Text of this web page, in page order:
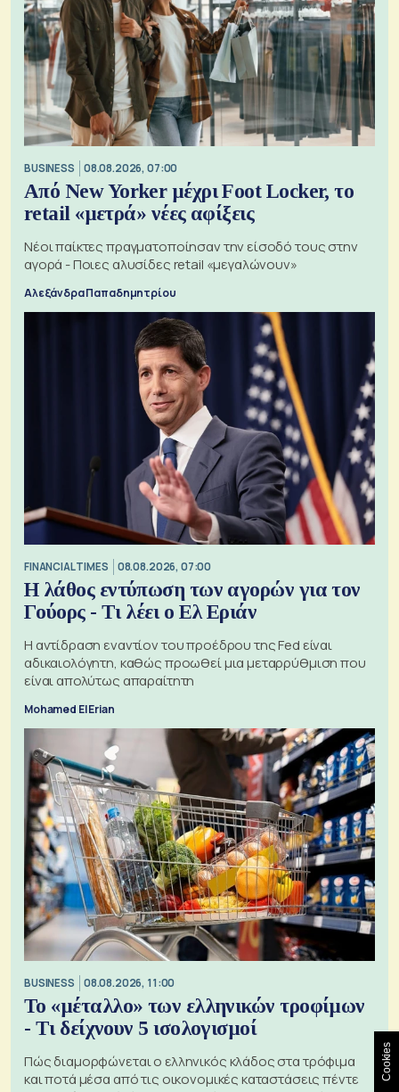
BUSINESS 08.08.2026, 07:00
Από New Yorker μέχρι Foot Locker, το
retail «μετρά» νέες αφίξεις
Νέοι παίκτες πραγματοποίησαν την είσοδό τους στην
αγορά - Ποιες αλυσίδες retail «μεγαλώνουν»
Αλεξάνδρα Παπαδημητρίου
FINANCIAL TIMES 08.08.2026, 07:00
Η λάθος εντύπωση των αγορών για τον
Γούορς - Τι λέει ο Ελ Εριάν
Η αντίδραση εναντίον του προέδρου της Fed είναι
αδικαιολόγητη, καθώς προωθεί μια μεταρρύθμιση που
είναι απολύτως απαραίτητη
Mohamed El Erian
BUSINESS 08.08.2026, 11:00
Το «μέταλλο» των ελληνικών τροφίμων
- Τι δείχνουν 5 ισολογισμοί
Πώς διαμορφώνεται ο ελληνικός κλάδος στα τρόφιμα
και ποτά μέσα από τις οικονομικές καταστάσεις πέντε
Cookies